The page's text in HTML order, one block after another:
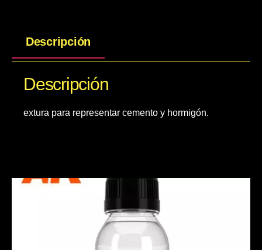
Descripción
Descripción
extura para representar cemento y hormigón.